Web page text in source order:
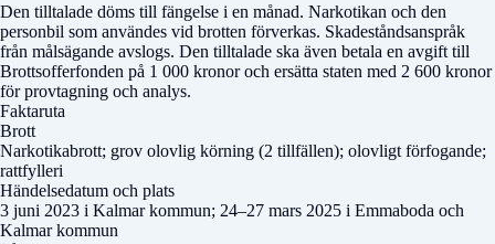
Den tilltalade döms till fängelse i en månad. Narkotikan och den
personbil som användes vid brotten förverkas. Skadeståndsanspråk
från målsägande avslogs. Den tilltalade ska även betala en avgift till
Brottsofferfonden på 1 000 kronor och ersätta staten med 2 600 kronor
för provtagning och analys.
Faktaruta
Brott
Narkotikabrott; grov olovlig körning (2 tillfällen); olovligt förfogande;
rattfylleri
Händelsedatum och plats
3 juni 2023 i Kalmar kommun; 24–27 mars 2025 i Emmaboda och
Kalmar kommun